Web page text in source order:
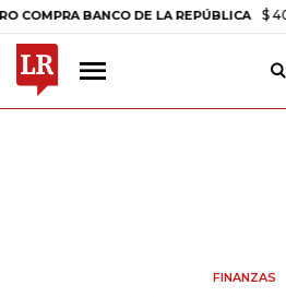
BANCO DE LA REPÚBLICA $
FINANZAS